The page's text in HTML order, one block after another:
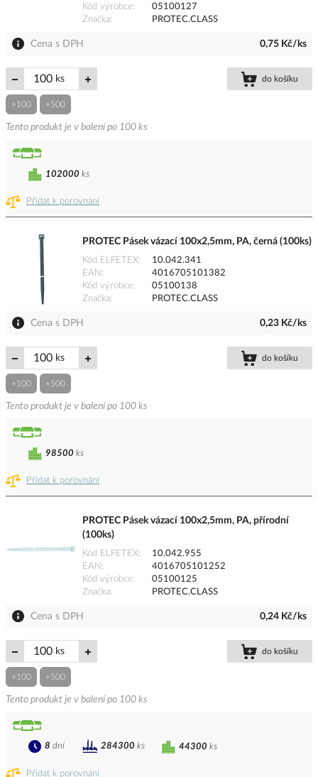
Kód výrobce
05100127
Značka
PROTEC.CLASS
Cena s DPH 0,75 Kč/ks
ks do košíku
+100 +500
Tento produkt je v balení po 100 ks
Přidat k porovnání
102000 ks
PROTEC Pásek vázací 100x2,5mm, PA, černá (100ks)
Kód ELFETEX
10.042.341
EAN
4016705101382
Kód výrobce
05100138
Značka
PROTEC.CLASS
Cena s DPH 0,23 Kč/ks
ks do košíku
+100 +500
Tento produkt je v balení po 100 ks
Přidat k porovnání
98500 ks
PROTEC Pásek vázací 100x2,5mm, PA, přírodní
(100ks)
Kód ELFETEX
10.042.955
EAN
4016705101252
Kód výrobce
05100125
Značka
PROTEC.CLASS
Cena s DPH 0,24 Kč/ks
ks do košíku
+100 +500
Tento produkt je v balení po 100 ks
Přidat k porovnání
44300 ks
8 dní 284300 ks